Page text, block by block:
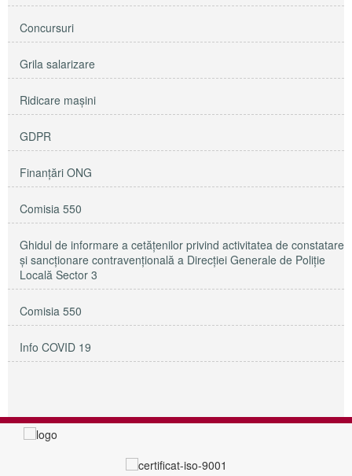
Concursuri
Grila salarizare
Ridicare maşini
GDPR
Finanțări ONG
Comisia 550
Ghidul de informare a cetățenilor privind activitatea de constatare
și sancționare contravențională a Direcției Generale de Poliție
Locală Sector 3
Comisia 550
Info COVID 19